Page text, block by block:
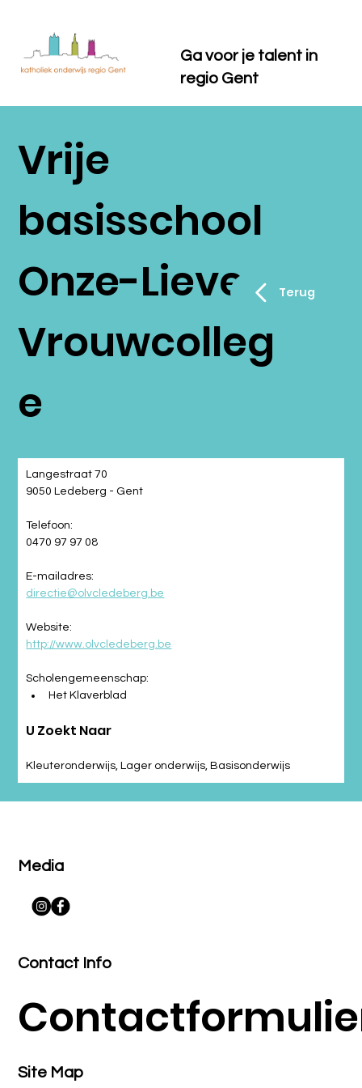
Ga voor je talent in
regio Gent
Vrije
basisschool
Onze-Lieve-
Vrouwcolleg
e
Langestraat 70
9050 Ledeberg - Gent
Telefoon:
0470 97 97 08
E-mailadres:
directie@olvcledeberg.be
Website:
http://www.olvcledeberg.be
Scholengemeenschap:
Het Klaverblad
U Zoekt Naar
Kleuteronderwijs, Lager onderwijs, Basisonderwijs
Terug
Contact Info
Site Map
Media